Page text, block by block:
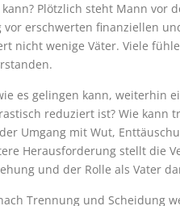
Plötzlich steht Mann
erschwerten finanziellen
nicht wenige Väter. Viele
es gelingen kann, weiterhin
reduziert ist? Wie
Umgang mit Wut,
Herausforderung stellt die
und der Rolle als Vater
Trennung und Scheidung